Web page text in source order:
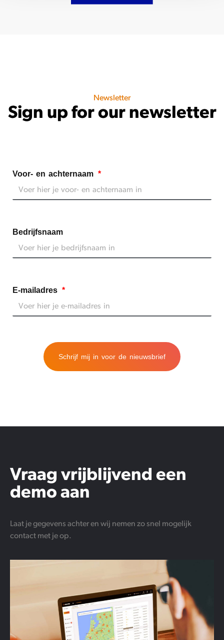
Newsletter
Sign up for our newsletter
Voor- en achternaam
Bedrijfsnaam
E-mailadres
Schrijf mij in voor de nieuwsbrief
Vraag vrijblijvend een
demo aan
Laat je gegevens achter en wij nemen zo snel mogelijk
contact met je op.